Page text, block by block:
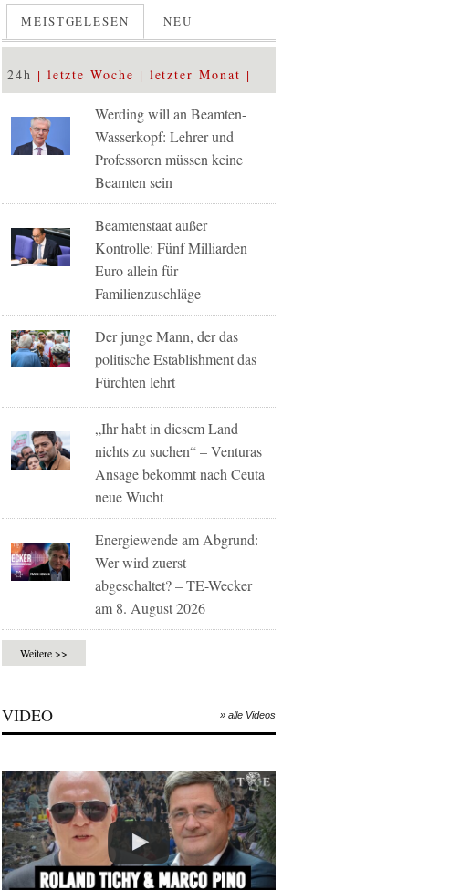
MEISTGELESEN NEU
24h letzte Woche letzter Monat
Werding will an Beamten-
Wasserkopf: Lehrer und
Professoren müssen keine
Beamten sein
Beamtenstaat außer
Kontrolle: Fünf Milliarden
Euro allein für
Familienzuschläge
Der junge Mann, der das
politische Establishment das
Fürchten lehrt
„Ihr habt in diesem Land
nichts zu suchen“ – Venturas
Ansage bekommt nach Ceuta
neue Wucht
Energiewende am Abgrund:
Wer wird zuerst
abgeschaltet? – TE-Wecker
am 8. August 2026
Weitere >>
VIDEO » alle Videos